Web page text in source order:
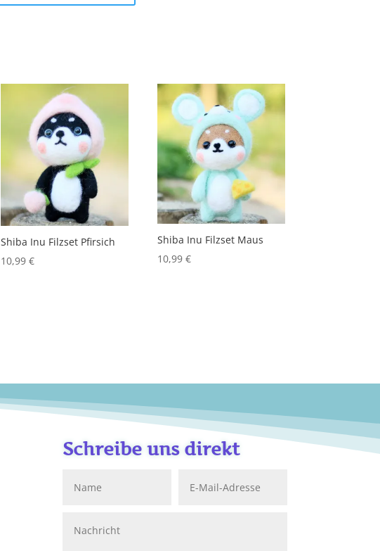
Shiba Inu Filzset Pfirsich
10,99 €
Shiba Inu Filzset Maus
10,99 €
Schreibe uns direkt